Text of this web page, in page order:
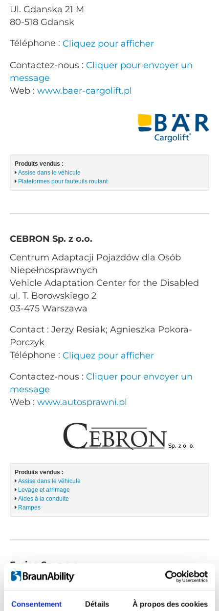
Consentement Détails À propos des cookies
Ul. Gdanska 21 M
80-518 Gdansk
Téléphone : Cliquez pour afficher
Contactez-nous : Cliquer pour envoyer un
message
Web : www.baer-cargolift.pl
Produits vendus :
Assise dans le véhicule
Plateformes pour fauteuils roulant
CEBRON Sp. z o.o.
Centrum Adaptacji Pojazdów dla Osób
Niepełnosprawnych
Vehicle Adaptation Center for the Disabled
ul. T. Borowskiego 2
03-475 Warszawa
Contact : Jerzy Resiak; Agnieszka Pokora-
Porczyk
Téléphone : Cliquez pour afficher
Contactez-nous : Cliquer pour envoyer un
message
Web : www.autosprawni.pl
Produits vendus :
Assise dans le véhicule
Levage et arrimage
Aides à la conduite
Rampes
Emico Sp. z o.o
ul. Konwaliowa 7